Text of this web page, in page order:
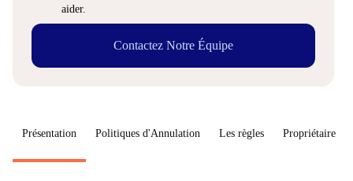
aider.
Contactez Notre Équipe
Présentation Politiques d'Annulation Les règles Propriétaire